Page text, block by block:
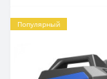
Популярный